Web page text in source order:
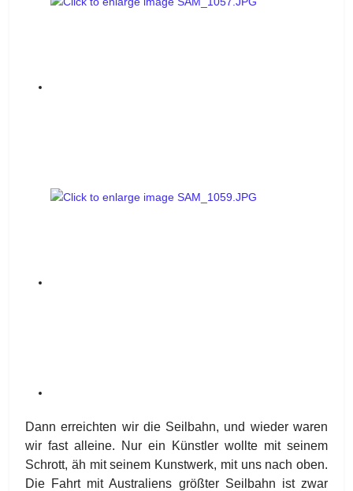
Dann erreichten wir die Seilbahn, und wieder waren
wir fast alleine. Nur ein Künstler wollte mit seinem
Schrott, äh mit seinem Kunstwerk, mit uns nach oben.
Die Fahrt mit Australiens größter Seilbahn ist zwar